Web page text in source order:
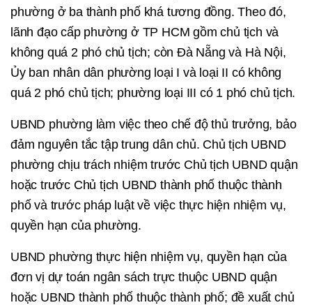
phường ở ba thành phố khá tương đồng. Theo đó,
lãnh đạo cấp phường ở TP HCM gồm chủ tịch và
không quá 2 phó chủ tịch; còn Đà Nẵng và Hà Nội,
Ủy ban nhân dân phường loại I và loại II có không
quá 2 phó chủ tịch; phường loại III có 1 phó chủ tịch.
UBND phường làm việc theo chế độ thủ trưởng, bảo
đảm nguyên tắc tập trung dân chủ. Chủ tịch UBND
phường chịu trách nhiệm trước Chủ tịch UBND quận
hoặc trước Chủ tịch UBND thành phố thuộc thành
phố và trước pháp luật về việc thực hiện nhiệm vụ,
quyền hạn của phường.
UBND phường thực hiện nhiệm vụ, quyền hạn của
đơn vị dự toán ngân sách trực thuộc UBND quận
hoặc UBND thành phố thuộc thành phố; đề xuất chủ